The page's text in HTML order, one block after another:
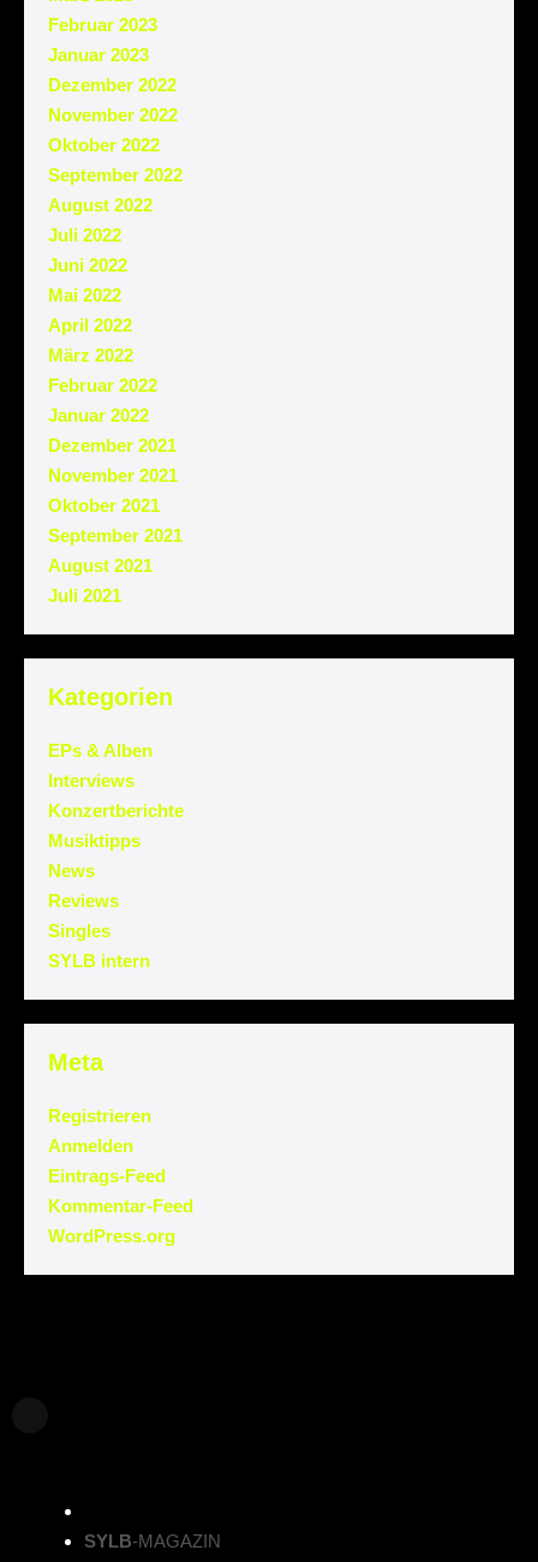
Februar 2023
Januar 2023
Dezember 2022
November 2022
Oktober 2022
September 2022
August 2022
Juli 2022
Juni 2022
Mai 2022
April 2022
März 2022
Februar 2022
Januar 2022
Dezember 2021
November 2021
Oktober 2021
September 2021
August 2021
Juli 2021
Kategorien
EPs & Alben
Interviews
Konzertberichte
Musiktipps
News
Reviews
Singles
SYLB intern
Meta
Registrieren
Anmelden
Eintrags-Feed
Kommentar-Feed
WordPress.org
SYLB-MAGAZIN